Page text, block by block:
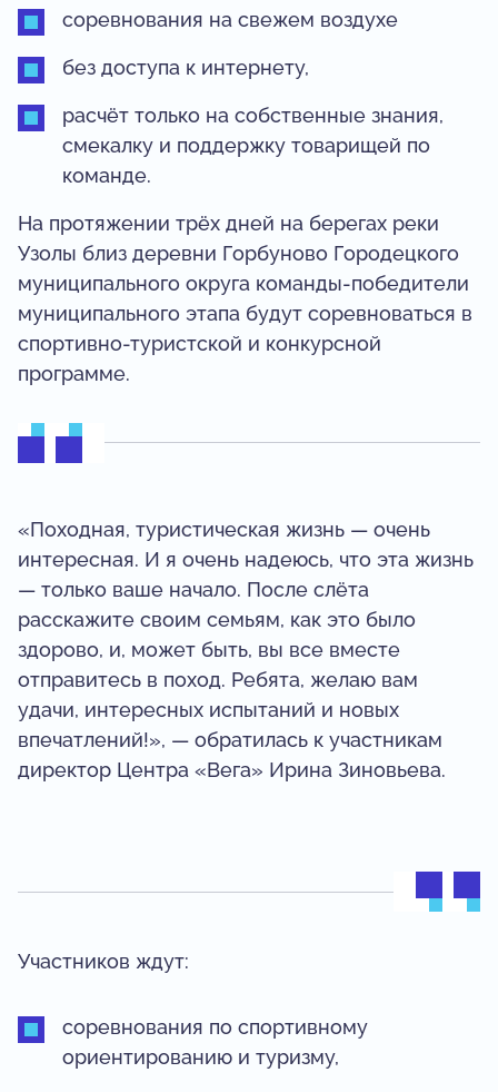
соревнования на свежем воздухе
без доступа к интернету,
расчёт только на собственные знания,
смекалку и поддержку товарищей по
команде.
На протяжении трёх дней на берегах реки
Узолы близ деревни Горбуново Городецкого
муниципального округа команды-победители
муниципального этапа будут соревноваться в
спортивно-туристской и конкурсной
программе.
«Походная, туристическая жизнь — очень
интересная. И я очень надеюсь, что эта жизнь
— только ваше начало. После слёта
расскажите своим семьям, как это было
здорово, и, может быть, вы все вместе
отправитесь в поход. Ребята, желаю вам
удачи, интересных испытаний и новых
впечатлений!», — обратилась к участникам
директор Центра «Вега» Ирина Зиновьева.
Участников ждут:
соревнования по спортивному
ориентированию и туризму,